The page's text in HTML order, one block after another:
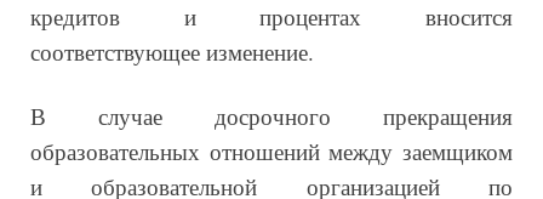
кредитов и процентах вносится
соответствующее изменение.
В случае досрочного прекращения
образовательных отношений между заемщиком
и образовательной организацией по